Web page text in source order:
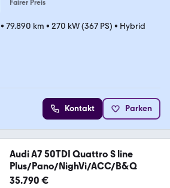
Fairer Preis
• 79.890 km • 270 kW (367 PS) • Hybrid
Kontakt Parken
Audi A7 50TDI Quattro S line
Plus/Pano/NighVi/ACC/B&Q
35.790 €